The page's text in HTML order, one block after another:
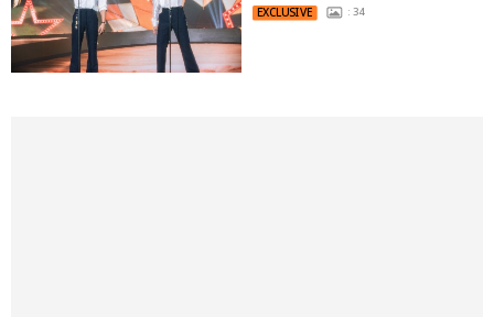
EXCLUSIVE : 34